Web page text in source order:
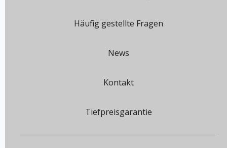
Häufig gestellte Fragen
News
Kontakt
Tiefpreisgarantie